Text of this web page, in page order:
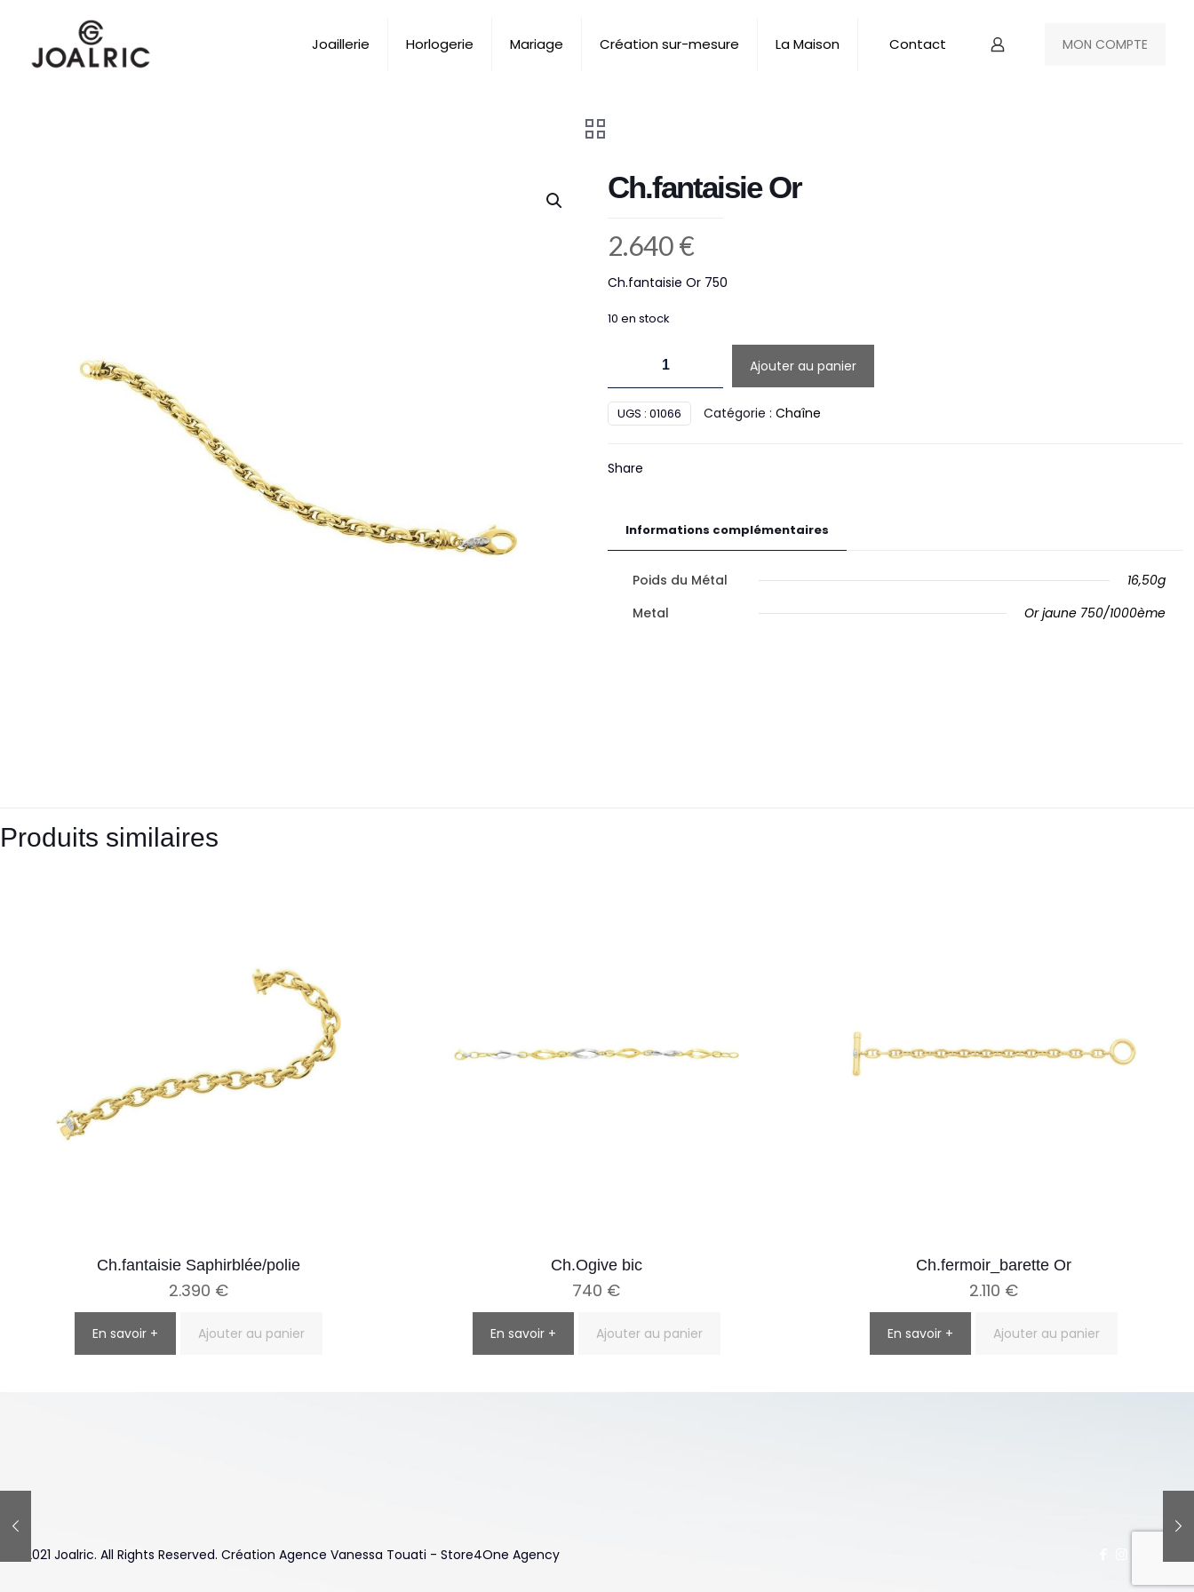
Joaillerie Horlogerie Mariage Création sur-mesure La Maison Contact MON COMPTE
Ch.fantaisie Or
2.640€
Ch.fantaisie Or 750
10 en stock
Ch.fantaisie
Or
Ajouter au panier
UGS : 01066 Catégorie : Chaîne
Share
Informations complémentaires
Poids du Métal
16,50g
Metal
Or jaune 750/1000ème
Produits similaires
Ch.fantaisie Saphirblée/polie
2.390 €
En savoir + Ajouter au panier
Ch.Ogive bic
740 €
En savoir + Ajouter au panier
Ch.fermoir_barette Or
2.110 €
En savoir + Ajouter au panier
© 2021 Joalric. All Rights Reserved. Création Agence Vanessa Touati - Store4One Agency